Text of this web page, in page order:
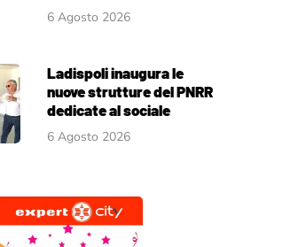
6 Agosto 2026
Ladispoli inaugura le
nuove strutture del PNRR
dedicate al sociale
6 Agosto 2026